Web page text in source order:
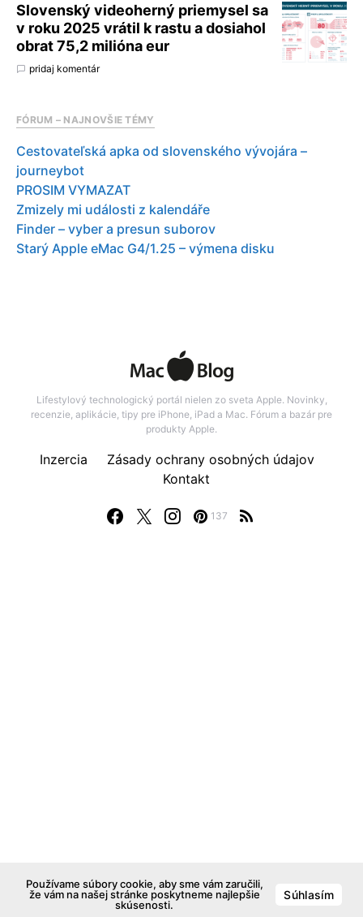
Slovenský videoherný priemysel sa
v roku 2025 vrátil k rastu a dosiahol
obrat 75,2 milióna eur
pridaj komentár
FÓRUM – NAJNOVŠIE TÉMY
Cestovateľská apka od slovenského vývojára –
journeybot
PROSIM VYMAZAT
Zmizely mi události z kalendáře
Finder – vyber a presun suborov
Starý Apple eMac G4/1.25 – výmena disku
Lifestylový technologický portál nielen zo sveta Apple. Novinky,
recenzie, aplikácie, tipy pre iPhone, iPad a Mac. Fórum a bazár pre
produkty Apple.
137
Inzercia
Zásady ochrany osobných údajov
Kontakt
Používame súbory cookie, aby sme vám zaručili,
že vám na našej stránke poskytneme najlepšie
skúsenosti.
Súhlasím